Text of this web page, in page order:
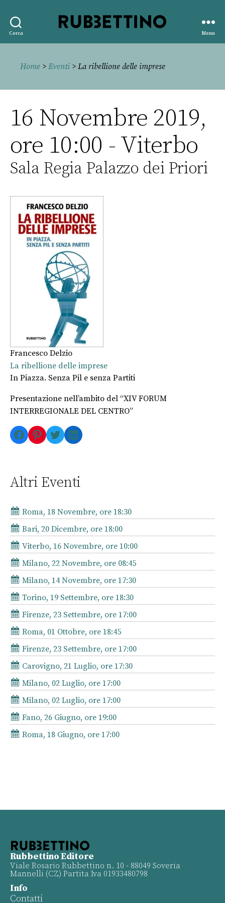
Cerca
editore
Menu
Home > Eventi > La ribellione delle imprese
16 Novembre 2019,
ore 10:00 - Viterbo
Sala Regia Palazzo dei Priori
Francesco Delzio
La ribellione delle imprese
In Piazza. Senza Pil e senza Partiti
Presentazione nell’ambito del “XIV FORUM
INTERREGIONALE DEL CENTRO”
Facebook
Pinterest
TwitterLinkedIn
Altri Eventi
Roma, 18 Novembre, ore 18:30
Bari, 20 Dicembre, ore 18:00
Viterbo, 16 Novembre, ore 10:00
Milano, 22 Novembre, ore 08:45
Milano, 14 Novembre, ore 17:30
Torino, 19 Settembre, ore 18:30
Firenze, 23 Settembre, ore 17:00
Roma, 01 Ottobre, ore 18:45
Firenze, 23 Settembre, ore 17:00
Carovigno, 21 Luglio, ore 17:30
Milano, 02 Luglio, ore 17:00
Milano, 02 Luglio, ore 17:00
Fano, 26 Giugno, ore 19:00
Roma, 18 Giugno, ore 17:00
Rubbettino Editore
Viale Rosario Rubbettino n. 10 - 88049 Soveria
Mannelli (CZ) Partita Iva 01933480798
Info
Contatti